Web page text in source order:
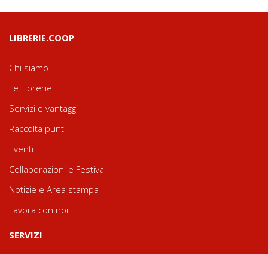
LIBRERIE.COOP
Chi siamo
Le Librerie
Servizi e vantaggi
Raccolta punti
Eventi
Collaborazioni e Festival
Notizie e Area stampa
Lavora con noi
SERVIZI